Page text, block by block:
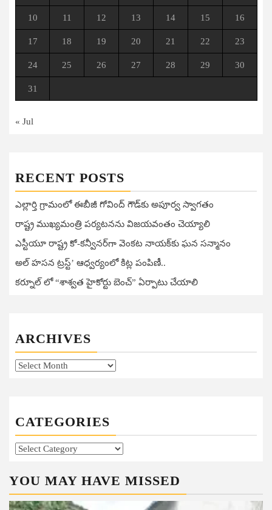
10 11 12 13 14 15 16
17 18 19 20 21 22 23
24 25 26 27 28 29 30
31
« Jul
RECENT POSTS
ఎల్లార్తి గ్రామంలో ఈబీజీ గోవింద్ గౌడ్‌కు అపూర్వ స్వాగతం
రాష్ట్ర ముఖ్యమంత్రి పర్యటనను విజయవంతం చెయ్యాలి
ఎస్టీయూ రాష్ట్ర కో-కన్వీనర్‌గా వెంకట నాయక్‌కు ఘన సన్మానం
అల్ హసన ట్రస్ట్’ ఆధ్వర్యంలో కిట్ల పంపిణీ..
కర్నూల్ లో “శాశ్వత హైకోర్టు బెంచ్” ఏర్పాటు చేయాలి
ARCHIVES
Archives
CATEGORIES
Categories
YOU MAY HAVE MISSED